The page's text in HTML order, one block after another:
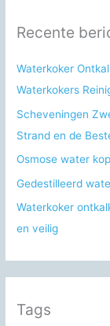
a
r
:
Recente
Waterkoker
Waterkokers
Scheveningen
Strand en de
Osmose water
Gedestilleerd
Waterkoker
en veilig
Tags